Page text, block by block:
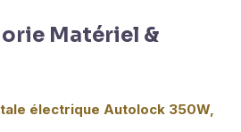
Matériel &
électrique Autolock 350W,